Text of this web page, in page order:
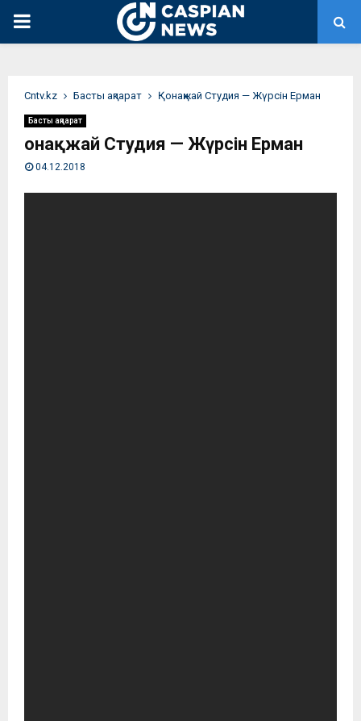
PRIMARY
Сntv.kz Басты ақпарат Қонақжай Студия — Жүрсін Ерман
Басты ақпарат
Қонақжай Студия — Жүрсін Ерман
04.12.2018